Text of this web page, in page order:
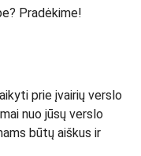
Pradėkime!
prie įvairių verslo
nuo jūsų verslo
būtų aiškus ir